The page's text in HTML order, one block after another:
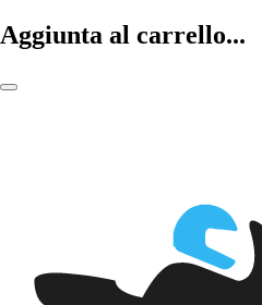
Aggiunta al carrello...